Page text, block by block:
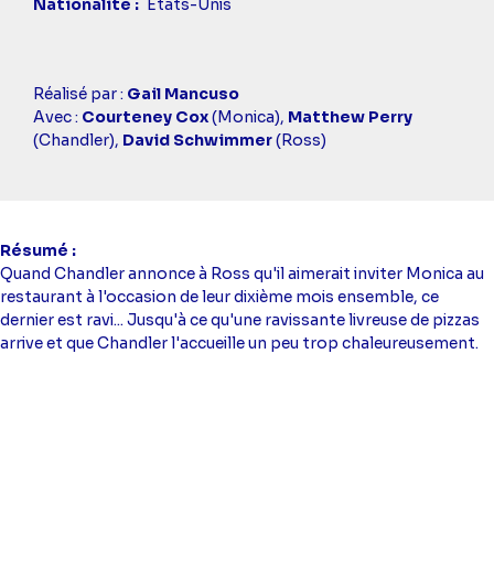
Casting
simba
Réalisé par : Gail Mancuso
Avec : Courteney Cox(Monica), Matthew Perry
(Chandler), David Schwimmer(Ross)
Résumé
Quand Chandler annonce à Ross qu'il aimerait inviter Monica au
restaurant à l'occasion de leur dixième mois ensemble, ce
dernier est ravi... Jusqu'à ce qu'une ravissante livreuse de pizzas
arrive et que Chandler l'accueille un peu trop chaleureusement.